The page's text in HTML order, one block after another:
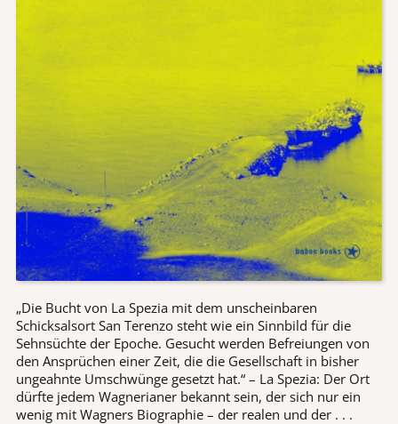
„Die Bucht von La Spezia mit dem unscheinbaren
Schicksalsort San Terenzo steht wie ein Sinnbild für die
Sehnsüchte der Epoche. Gesucht werden Befreiungen von
den Ansprüchen einer Zeit, die die Gesellschaft in bisher
ungeahnte Umschwünge gesetzt hat.“ – La Spezia: Der Ort
dürfte jedem Wagnerianer bekannt sein, der sich nur ein
wenig mit Wagners Biographie – der realen und der . . .